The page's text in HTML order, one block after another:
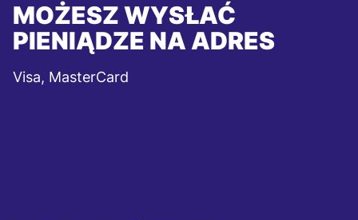
MOŻESZ WYSŁAĆ
PIENIĄDZE NA ADRES
Visa, MasterCard